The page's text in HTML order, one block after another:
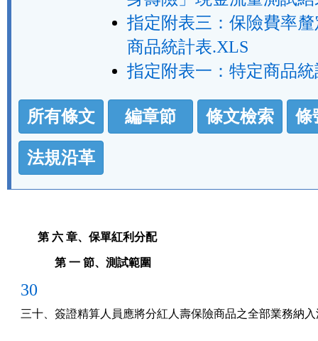
指定附表三：保險費率
商品統計表.XLS
指定附表一：特定商品
法
規
功
能
按
所有條文 編章節 條文檢索 條
法規沿革
第 六 章、保單紅利分配
第 一 節、測試範圍
30
三十、簽證精算人員應將分紅人壽保險商品之全部業務納